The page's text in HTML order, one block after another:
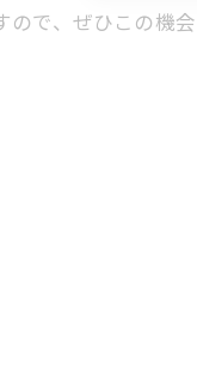
で、ぜひこの機